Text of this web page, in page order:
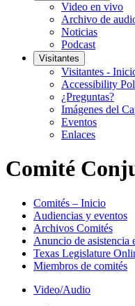
Video en vivo
Archivo de
Noticias
Podcast
Visitantes
Visitantes -
Accessibility
¿Preguntas?
Imágenes del
Eventos
Enlaces
Comité
Comités – Inicio
Audiencias y eventos
Archivos Comités
Anuncio de asistencia
Texas Legislature
Miembros de comités
Video/Audio